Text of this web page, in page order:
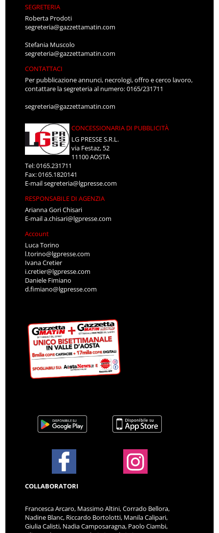
SEGRETERIA
Roberta Prodoti
segreteria@gazzettamatin.com
Stefania Muscolo
segreteria@gazzettamatin.com
CONTATTACI
Per pubblicazione annunci, necrologi, offro e cerco lavoro,
contattare la segreteria al numero: 0165/231711
segreteria@gazzettamatin.com
CONCESSIONARIA DI PUBBLICITÀ
LG PRESSE S.R.L.
via Festaz, 52
11100 AOSTA
Tel: 0165.231711
Fax: 0165.1820141
E-mailsegreteria@lgpresse.com
RESPONSABILE DI AGENZIA
Arianna Gori Chisari
E-maila.chisari@lgpresse.com
Account
Luca Torino
l.torino@lgpresse.com
Ivana Cretier
i.cretier@lgpresse.com
Daniele Fimiano
d.fimiano@lgpresse.com
COLLABORATORI
Francesca Arcaro, Massimo Altini, Corrado Bellora,
Nadine Blanc, Riccardo Bortolotti, Manila Calipari,
Giulia Calisti, Nadia Camposaragna, Paolo Ciambi,